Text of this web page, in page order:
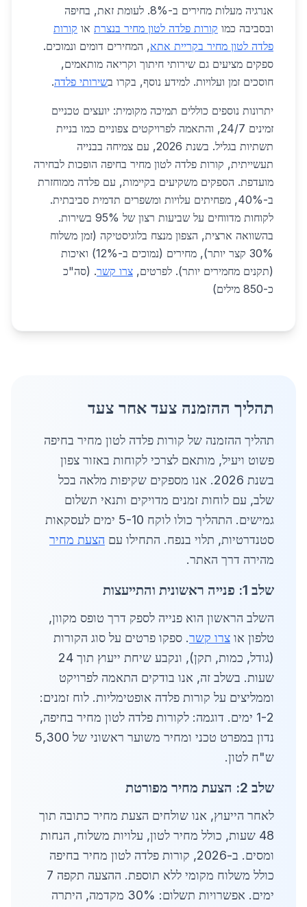
אנרגיה מעלות מחירים ב-8%. לעומת זאת, בחיפה
ובסביבה כמו קורות פלדה לטון מחיר בנצרת או קורות
פלדה לטון מחיר בקריית אתא, המחירים דומים ונמוכים.
ספקים מציעים גם שירותי חיתוך וקריאה מותאמים,
חוסכים זמן ועלויות. למידע נוסף, בקרו בשירותי פלדה.
יתרונות נוספים כוללים תמיכה מקומית: יועצים טכניים
זמינים 24/7, והתאמה לפרויקטים צפוניים כמו בניית
תשתיות בגליל. בשנת 2026, עם צמיחה בבנייה
תעשייתית, קורות פלדה לטון מחיר בחיפה הופכות לבחירה
מועדפת. הספקים משקיעים בקיימות, עם פלדה ממוחזרת
ב-40%, מפחיתים עלויות ומשפרים תדמית סביבתית.
לקוחות מדווחים על שביעות רצון של 95% בשירות.
בהשוואה ארצית, הצפון מנצח בלוגיסטיקה (זמן משלוח
30% קצר יותר), מחירים (נמוכים ב-12%) ואיכות
(תקנים מחמירים יותר). לפרטים, צרו קשר. (סה"כ
כ-850 מילים)
תהליך ההזמנה צעד אחר צעד
תהליך ההזמנה של קורות פלדה לטון מחיר בחיפה
פשוט ויעיל, מותאם לצרכי לקוחות באזור צפון
בשנת 2026. אנו מספקים שקיפות מלאה בכל
שלב, עם לוחות זמנים מדויקים ותנאי תשלום
גמישים. התהליך כולו לוקח 5-10 ימים לעסקאות
סטנדרטיות, תלוי בנפח. התחילו עם הצעת מחיר
מהירה דרך האתר.
שלב 1: פנייה ראשונית והתייעצות
השלב הראשון הוא פנייה לספק דרך טופס מקוון,
טלפון או צרו קשר. ספקו פרטים על סוג הקורות
(גודל, כמות, תקן), ונקבע שיחת ייעוץ תוך 24
שעות. בשלב זה, אנו בודקים התאמה לפרויקט
וממליצים על קורות פלדה אופטימליות. לוח זמנים:
1-2 ימים. דוגמה: לקורות פלדה לטון מחיר בחיפה,
נדון במפרט טכני ומחיר משוער ראשוני של 5,300
ש"ח לטון.
שלב 2: הצעת מחיר מפורטת
לאחר הייעוץ, אנו שולחים הצעת מחיר כתובה תוך
48 שעות, כולל מחיר לטון, עלויות משלוח, הנחות
ומסים. ב-2026, קורות פלדה לטון מחיר בחיפה
כולל משלוח מקומי ללא תוספת. ההצעה תקפה 7
ימים. אפשרויות תשלום: 30% מקדמה, היתרה